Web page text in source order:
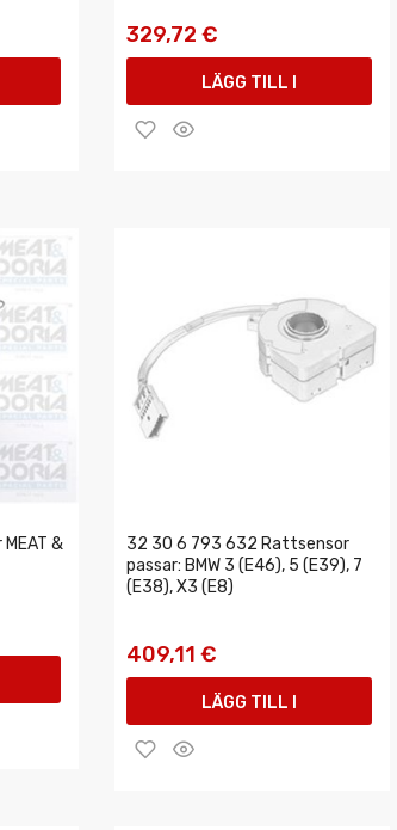
329,72 €
LÄGG TILL I
VARUKORGEN
&
32 30 6 793 632 Rattsensor
passar: BMW 3 (E46), 5 (E39), 7
(E38), X3 (E8)
409,11 €
LÄGG TILL I
VARUKORGEN